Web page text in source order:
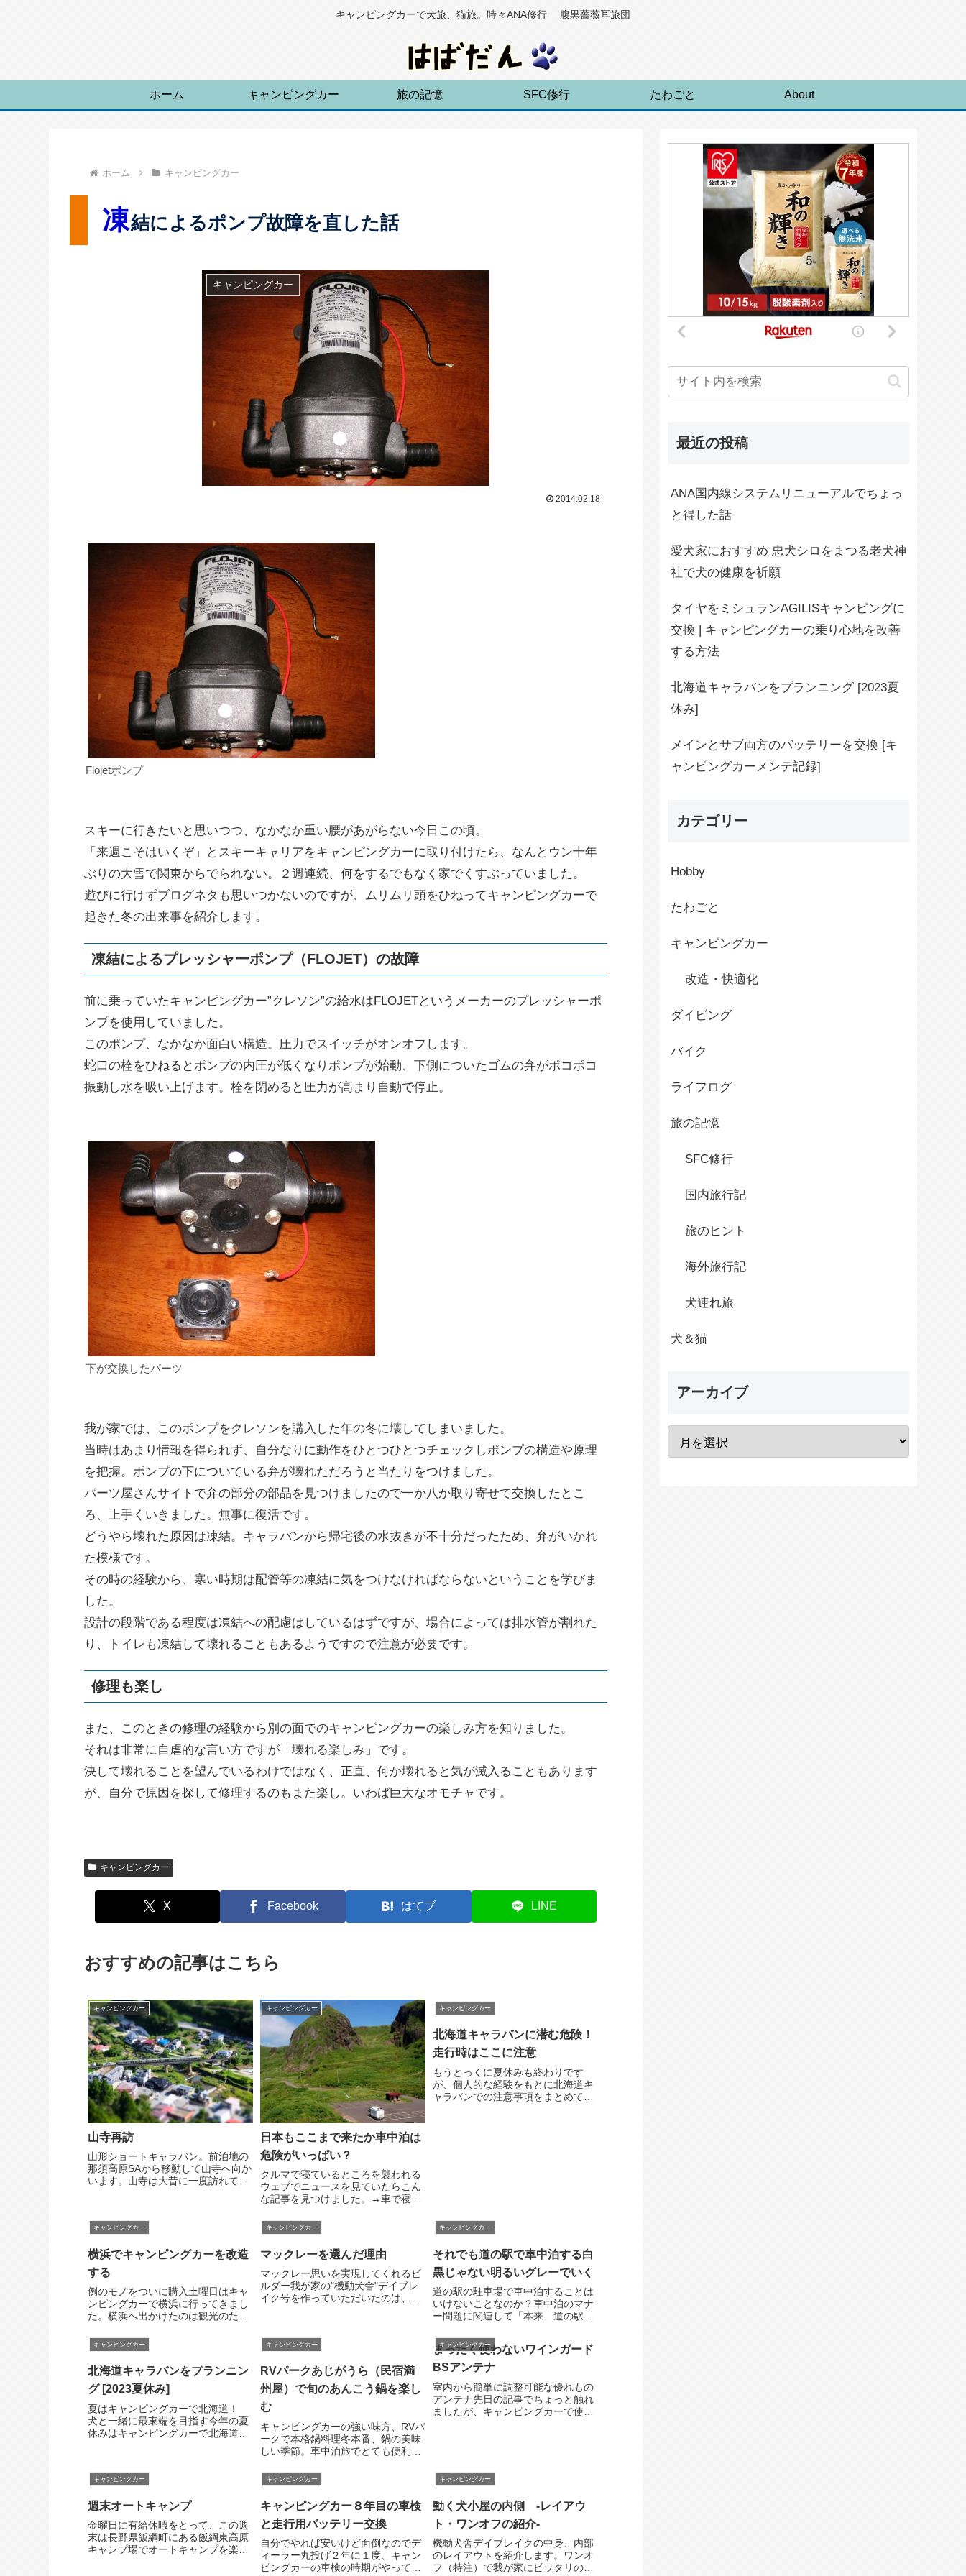
キャンピングカーで犬旅、猫旅。時々ANA修行 腹黒薔薇耳旅団
ホーム キャンピングカー 旅の記憶 SFC修行 たわごと About
ホーム キャンピングカー
凍結によるポンプ故障を直した話
キャンピングカー
2014.02.18
Flojetポンプ
スキーに行きたいと思いつつ、なかなか重い腰があがらない今日この頃。
「来週こそはいくぞ」とスキーキャリアをキャンピングカーに取り付けたら、なんとウン十年
ぶりの大雪で関東からでられない。２週連続、何をするでもなく家でくすぶっていました。
遊びに行けずブログネタも思いつかないのですが、ムリムリ頭をひねってキャンピングカーで
起きた冬の出来事を紹介します。
凍結によるプレッシャーポンプ（FLOJET）の故障
前に乗っていたキャンピングカー”クレソン”の給水はFLOJETというメーカーのプレッシャーポ
ンプを使用していました。
このポンプ、なかなか面白い構造。圧力でスイッチがオンオフします。
蛇口の栓をひねるとポンプの内圧が低くなりポンプが始動、下側についたゴムの弁がポコポコ
振動し水を吸い上げます。栓を閉めると圧力が高まり自動で停止。
下が交換したパーツ
我が家では、このポンプをクレソンを購入した年の冬に壊してしまいました。
当時はあまり情報を得られず、自分なりに動作をひとつひとつチェックしポンプの構造や原理
を把握。ポンプの下についている弁が壊れただろうと当たりをつけました。
パーツ屋さんサイトで弁の部分の部品を見つけましたので一か八か取り寄せて交換したとこ
ろ、上手くいきました。無事に復活です。
どうやら壊れた原因は凍結。キャラバンから帰宅後の水抜きが不十分だったため、弁がいかれ
た模様です。
その時の経験から、寒い時期は配管等の凍結に気をつけなければならないということを学びま
した。
設計の段階である程度は凍結への配慮はしているはずですが、場合によっては排水管が割れた
り、トイレも凍結して壊れることもあるようですので注意が必要です。
修理も楽し
また、このときの修理の経験から別の面でのキャンピングカーの楽しみ方を知りました。
それは非常に自虐的な言い方ですが「壊れる楽しみ」です。
決して壊れることを望んでいるわけではなく、正直、何か壊れると気が滅入ることもあります
が、自分で原因を探して修理するのもまた楽し。いわば巨大なオモチャです。
キャンピングカー
X Facebook はてブ LINE
おすすめの記事はこちら
キャンピングカー
山寺再訪
山形ショートキャラバン。前泊地の
那須高原SAから移動して山寺へ向か
います。山寺は大昔に一度訪れてい
院にたどり着いたものの雪除けの板
キャンピングカー
日本もここまで来たか車中泊は
危険がいっぱい？
クルマで寝ているところを襲われる
ウェブでニュースを見ていたらこん
な記事を見つけました。→車で寝て
方午前５時前、大阪市中央区南船場
の堺筋の路上に軽自動車を駐車して
いた男性が刃物を持った男に襲われ
軽いケガをしたと...
キャンピングカー
北海道キャラバンに潜む危険！
走行時はここに注意
もうとっくに夏休みも終わりです
が、個人的な経験をもとに北海道キ
ャラバンでの注意事項をまとめてみ
キャンピングカー
横浜でキャンピングカーを改造
する
例のモノをついに購入土曜日はキャ
ンピングカーで横浜に行ってきまし
た。横浜へ出かけたのは観光のため
ンピングカーの改造です。実は、こ
れまで高額ゆえに手を出さずにいた
物を取り付けることにしました。旅
に行けないフラス...
キャンピングカー
マックレーを選んだ理由
マックレー思いを実現してくれるビ
ルダー我が家の"機動犬舎"デイブレ
イク号を作っていただいたのは、ご
らワンオフ車両を紹介するページが
キャンピングカー
それでも道の駅で車中泊する白
黒じゃない明るいグレーでいく
道の駅の駐車場で車中泊することは
いけないことなのか？車中泊のマナ
ー問題に関連して「本来、道の駅は
た声が聞こえてきますので、私なり
の考えを雑文にまとめてみます。結
論から述べると、私の考えは単純で
キャンピングカー
北海道キャラバンをプランニン
グ [2023夏休み]
夏はキャンピングカーで北海道！
犬と一緒に最東端を目指す今年の夏
休みはキャンピングカーで北海道に
行き当たりばったりということが多
キャンピングカー
RVパークあじがうら（民宿満
州屋）で旬のあんこう鍋を楽し
む
キャンピングカーの強い味方、RVパ
ークで本格鍋料理冬本番、鍋の美味
しい季節。車中泊旅でとても便利な
聞いて早速出かけてきました。あん
こう鍋が有名な料理民宿が併設する
RVパーク昨年の冬に当時の部下か
ら、「茨城の...
キャンピングカー
まったく使わないワインガード
BSアンテナ
室内から簡単に調整可能な優れもの
アンテナ先日の記事でちょっと触れ
ましたが、キャンピングカーで使っ
ラアンテナ。ワイ...
キャンピングカー
週末オートキャンプ
金曜日に有給休暇をとって、この週
末は長野県飯綱町にある飯綱東高原
キャンプ場でオートキャンプを楽し
キャンピングカー
キャンピングカー８年目の車検
と走行用バッテリー交換
自分でやれば安いけど面倒なのでデ
ィーラー丸投げ２年に１度、キャン
ピングカーの車検の時期がやってき
キャンピングカー
動く犬小屋の内側 -レイアウ
ト・ワンオフの紹介-
機動犬舎デイブレイクの中身、内部
のレイアウトを紹介します。ワンオ
フ（特注）で我が家にピッタリの犬
最近の投稿
ANA国内線システムリニューアルでちょっ
と得した話
愛犬家におすすめ 忠犬シロをまつる老犬神
社で犬の健康を祈願
タイヤをミシュランAGILISキャンピングに
交換 | キャンピングカーの乗り心地を改善
する方法
北海道キャラバンをプランニング [2023夏
休み]
メインとサブ両方のバッテリーを交換 [キ
ャンピングカーメンテ記録]
カテゴリー
Hobby
たわごと
キャンピングカー
改造・快適化
ダイビング
バイク
ライフログ
旅の記憶
SFC修行
国内旅行記
旅のヒント
海外旅行記
犬連れ旅
犬＆猫
アーカイブ